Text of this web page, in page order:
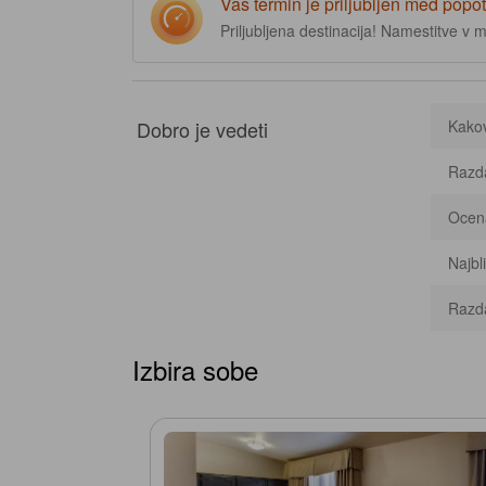
Priljubljena destinacija! Namestitve v
Dobro je vedeti
Izbira sobe